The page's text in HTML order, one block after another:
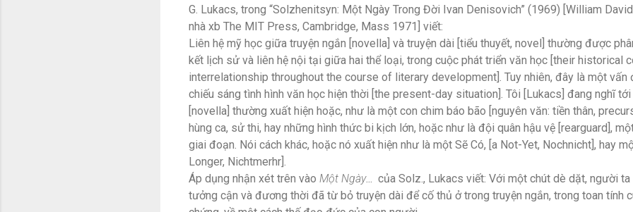
G. Lukacs, trong “Solzhenitsyn: Một Ngày Trong Đời Ivan Denisovich” (1969) [William
nhà xb The MIT Press, Cambridge, Mass 1971] viết:
Liên hệ mỹ học giữa truyện ngắn [novella] và truyện dài [tiểu thuyết, novel] thường được
kết lịch sử và liên hệ nội tại giữa hai thể loại, trong cuộc phát triển văn học [their historical
interrelationship throughout the course of literary development]. Tuy nhiên, đây là một vấn
chiếu sáng tình hình văn học hiện thời [the present-day situation]. Tôi [Lukacs] đang nghĩ
[novella] thường xuất hiện hoặc, như là một con chim báo bão [nguyên văn: tiền thân,
hùng ca, sử thi, hay những hình thức bi kịch lớn, hoặc như là đội quân hậu vệ [rearguard],
giai đoạn. Nói cách khác, hoặc nó xuất hiện như là một Sẽ Có, [a Not-Yet, Nochnicht], hay
Longer, Nichtmerhr].
Áp dụng nhận xét trên vào Một Ngày... của Solz., Lukacs viết: Với một chút dè dặt, người
tưởng cận và đương thời đã từ bỏ truyện dài để cố thủ ở trong truyện ngắn, trong toan tính